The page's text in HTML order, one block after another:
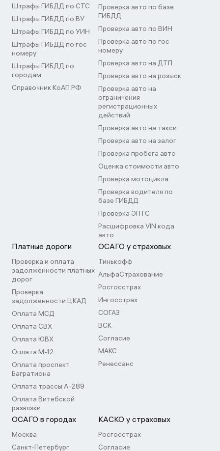
Штрафы ГИБДД по СТС
Штрафы ГИБДД по ВУ
Штрафы ГИБДД по УИН
Штрафы ГИБДД по гос
номеру
Штрафы ГИБДД по
городам
Справочник КоАП РФ
Проверка авто по базе
ГИБДД
Проверка авто по ВИН
Проверка авто по гос
номеру
Проверка авто на ДТП
Проверка авто на розыск
Проверка авто на
ограничения
регистрационных
действий
Проверка авто на такси
Проверка авто на залог
Проверка пробега авто
Оценка стоимости авто
Проверка мотоцикла
Проверка водителя по
базе ГИБДД
Проверка ЭПТС
Расшифровка VIN кода
авто
Платные дороги
Проверка и оплата
задолженности платных
дорог
Проверка
задолженности ЦКАД
Оплата МСД
Оплата СВХ
Оплата ЮВХ
Оплата М-12
Оплата проспект
Багратиона
Оплата трассы А-289
Оплата Витебской
развязки
ОСАГО у страховых
Тинькофф
АльфаСтрахование
Росгосстрах
Ингосстрах
СОГАЗ
ВСК
Согласие
МАКС
Ренессанс
ОСАГО в городах
Москва
Санкт-Петербург
КАСКО у страховых
Росгосстрах
Согласие